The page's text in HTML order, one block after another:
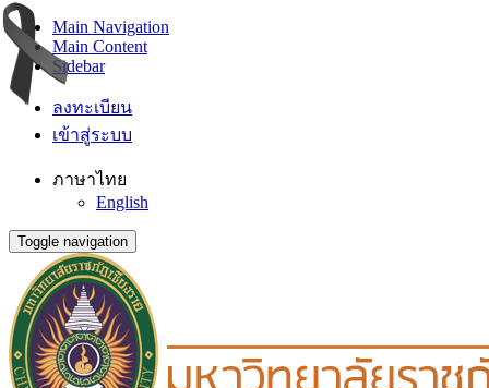
Main Navigation
Main Content
Sidebar
ลงทะเบียน
เข้าสู่ระบบ
ภาษาไทย
English
Toggle navigation